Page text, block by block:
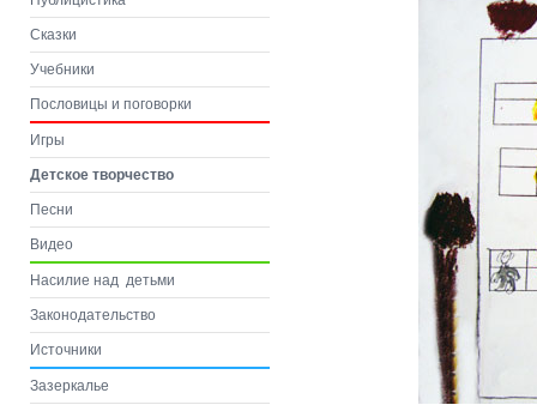
Сказки
Учебники
Пословицы и поговорки
Игры
Детское творчество
Песни
Видео
Насилие над детьми
Законодательство
Источники
Зазеркалье